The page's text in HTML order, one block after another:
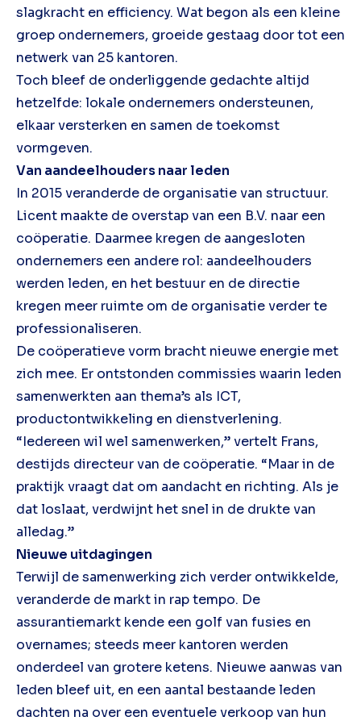
slagkracht en efficiency. Wat begon als een kleine
groep ondernemers, groeide gestaag door tot een
netwerk van 25 kantoren.
Toch bleef de onderliggende gedachte altijd
hetzelfde: lokale ondernemers ondersteunen,
elkaar versterken en samen de toekomst
vormgeven.
Van aandeelhouders naar leden
In 2015 veranderde de organisatie van structuur.
Licent maakte de overstap van een B.V. naar een
coöperatie. Daarmee kregen de aangesloten
ondernemers een andere rol: aandeelhouders
werden leden, en het bestuur en de directie
kregen meer ruimte om de organisatie verder te
professionaliseren.
De coöperatieve vorm bracht nieuwe energie met
zich mee. Er ontstonden commissies waarin leden
samenwerkten aan thema’s als ICT,
productontwikkeling en dienstverlening.
“Iedereen wil wel samenwerken,” vertelt Frans,
destijds directeur van de coöperatie. “Maar in de
praktijk vraagt dat om aandacht en richting. Als je
dat loslaat, verdwijnt het snel in de drukte van
alledag.”
Nieuwe uitdagingen
Terwijl de samenwerking zich verder ontwikkelde,
veranderde de markt in rap tempo. De
assurantiemarkt kende een golf van fusies en
overnames; steeds meer kantoren werden
onderdeel van grotere ketens. Nieuwe aanwas van
leden bleef uit, en een aantal bestaande leden
dachten na over een eventuele verkoop van hun